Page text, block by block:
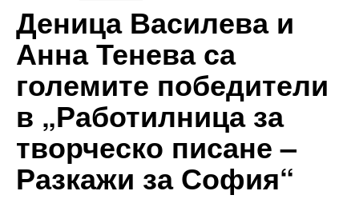
Деница Василева и
Анна Тенева са
големите победители
в „Работилница за
творческо писане –
Разкажи за София“